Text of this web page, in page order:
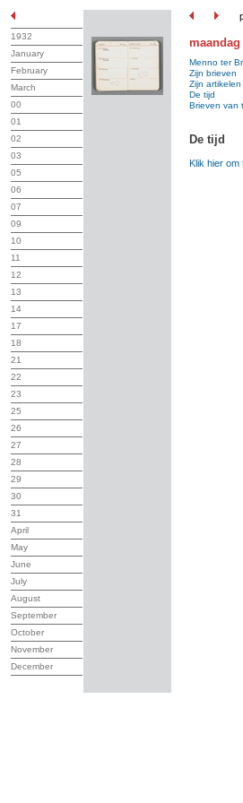
1932
January
February
March
00
01
02
03
05
06
07
09
10
11
12
13
14
17
18
21
22
23
25
26
27
28
29
30
31
April
May
June
July
August
September
October
November
December
maandag
Menno ter
Zijn brieven
Zijn artikelen
De tijd
Brieven van
De tijd
Klik hier om